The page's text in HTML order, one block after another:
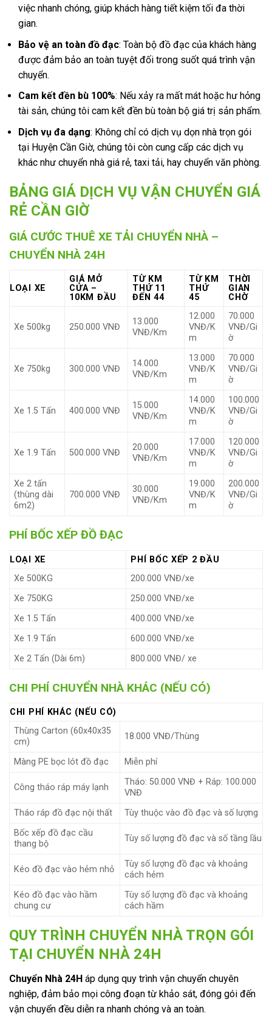
việc nhanh chóng, giúp khách hàng tiết kiệm tối đa thời
gian.
Bảo vệ an toàn đồ đạc: Toàn bộ đồ đạc của khách hàng
được đảm bảo an toàn tuyệt đối trong suốt quá trình vận
chuyển.
Cam kết đền bù 100%: Nếu xảy ra mất mát hoặc hư hỏng
tài sản, chúng tôi cam kết đền bù toàn bộ giá trị sản phẩm.
Dịch vụ đa dạng: Không chỉ có dịch vụ dọn nhà trọn gói
tại Huyện Cần Giờ, chúng tôi còn cung cấp các dịch vụ
khác như chuyển nhà giá rẻ, taxi tải, hay chuyển văn phòng.
BẢNG GIÁ DỊCH VỤ VẬN CHUYỂN GIÁ
RẺ CẦN GIỜ
GIÁ CƯỚC THUÊ XE TẢI CHUYỂN NHÀ –
CHUYỂN NHÀ 24H
LOẠI XE
GIÁ MỞ
CỬA –
10KM ĐẦU
TỪ KM
THỨ 11
ĐẾN 44
TỪ KM
THỨ
45
THỜI
GIAN
CHỜ
Xe 500kg 250.000 VNĐ
13.000
VNĐ/Km
12.000
VNĐ/K
m
70.000
VNĐ/Gi
ờ
Xe 750kg 300.000 VNĐ
14.000
VNĐ/Km
13.000
VNĐ/K
m
70.000
VNĐ/Gi
ờ
Xe 1.5 Tấn 400.000 VNĐ
15.000
VNĐ/Km
14.000
VNĐ/K
m
100.000
VNĐ/Gi
ờ
Xe 1.9 Tấn 500.000 VNĐ
20.000
VNĐ/Km
17.000
VNĐ/K
m
120.000
VNĐ/Gi
ờ
Xe 2 tấn
(thùng dài
6m2)
700.000 VNĐ
30.000
VNĐ/Km
19.000
VNĐ/K
m
200.000
VNĐ/Gi
ờ
PHÍ BỐC XẾP ĐỒ ĐẠC
LOẠI XE
PHÍ BỐC XẾP 2 ĐẦU
Xe 500KG
200.000 VNĐ/xe
Xe 750KG
250.000 VNĐ/xe
Xe 1.5 Tấn
400.000 VNĐ/xe
Xe 1.9 Tấn
600.000 VNĐ/xe
Xe 2 Tấn (Dài 6m)
800.000 VNĐ/ xe
CHI PHÍ CHUYỂN NHÀ KHÁC (NẾU CÓ)
CHI PHÍ KHÁC (NẾU CÓ)
Thùng Carton (60x40x35
cm)
18.000 VNĐ/Thùng
Màng PE bọc lót đồ đạc Miễn phí
Công tháo ráp máy lạnh
Tháo: 50.000 VNĐ + Ráp: 100.000
VNĐ
Tháo ráp đồ đạc nội thất
Tùy thuộc vào đồ đạc và số lượng
Bốc xếp đồ đạc cầu
thang bộ
Tùy số lượng đồ đạc và số tầng lầu
Kéo đồ đạc vào hẻm nhỏ
Tùy số lượng đồ đạc và khoảng
cách hẻm
Kéo đồ đạc vào hầm
chung cư
Tùy số lượng đồ đạc và khoảng
cách hầm
QUY TRÌNH CHUYỂN NHÀ TRỌN GÓI
TẠI CHUYỂN NHÀ 24H
Chuyển Nhà 24H áp dụng quy trình vận chuyển chuyên
nghiệp, đảm bảo mọi công đoạn từ khảo sát, đóng gói đến
vận chuyển đều diễn ra nhanh chóng và an toàn.